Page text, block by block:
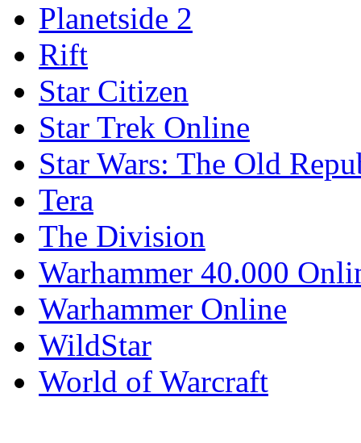
Planetside 2
Rift
Star Citizen
Star Trek Online
Star Wars: The Old
Tera
The Division
Warhammer 40.000
Warhammer Online
WildStar
World of Warcraft